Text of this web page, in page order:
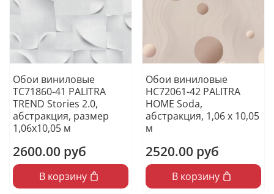
Обои виниловые
TC71860-41 PALITRA
TREND Stories 2.0,
абстракция, размер
1,06х10,05 м
2600.00 руб
В корзину
Обои виниловые
HC72061-42 PALITRA
HOME Soda,
абстракция, 1,06 х 10,05
м
2520.00 руб
В корзину